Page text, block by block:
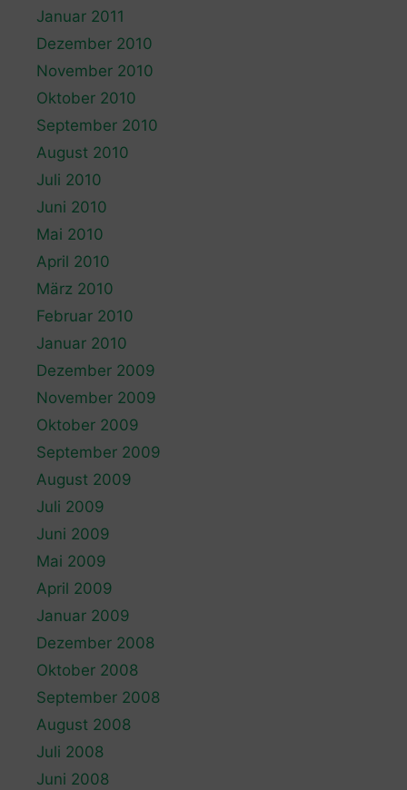
Januar 2011
Dezember 2010
November 2010
Oktober 2010
September 2010
August 2010
Juli 2010
Juni 2010
Mai 2010
April 2010
März 2010
Februar 2010
Januar 2010
Dezember 2009
November 2009
Oktober 2009
September 2009
August 2009
Juli 2009
Juni 2009
Mai 2009
April 2009
Januar 2009
Dezember 2008
Oktober 2008
September 2008
August 2008
Juli 2008
Juni 2008